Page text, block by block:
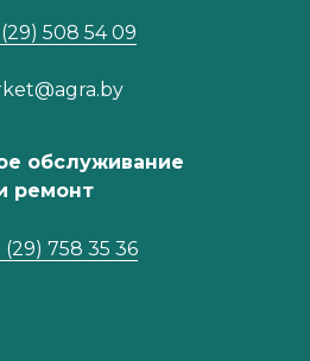
508 54 09
обслуживание
ремонт
(29) 758 35 36